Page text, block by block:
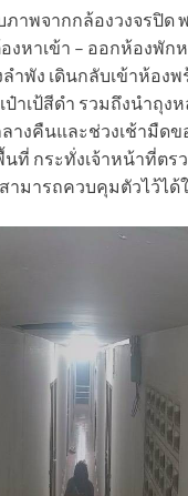
ภาพจากกล้องวงจรปิด
หาเข้า – ออกห้องพัก
ำพัง เดินกลับเข้าห้อง
าเป้สีดำ รวมถึงนำถุง
ลางคืนและช่วงเช้ามืด
ที่ กระทั่งเจ้าหน้าที่ตรว
ามารถควบคุมตัวไว้ได้